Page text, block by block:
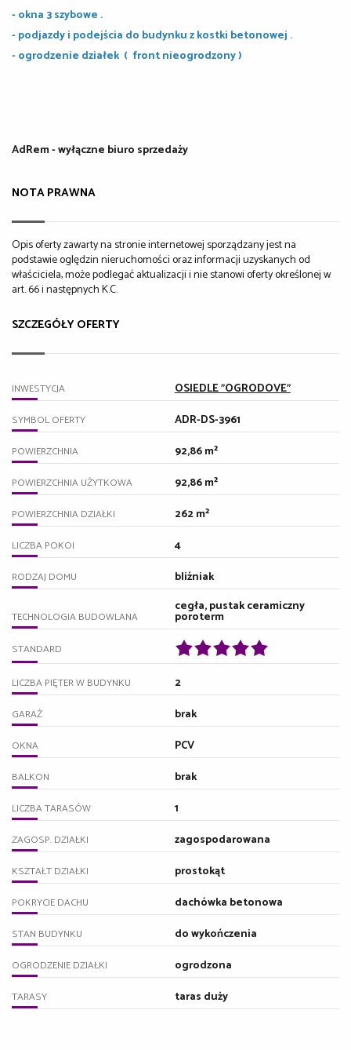
- okna 3 szybowe .
- podjazdy i podejścia do budynku z kostki betonowej .
- ogrodzenie działek ( front nieogrodzony )
AdRem - wyłączne biuro sprzedaży
NOTA PRAWNA
Opis oferty zawarty na stronie internetowej sporządzany jest na
podstawie oględzin nieruchomości oraz informacji uzyskanych od
właściciela, może podlegać aktualizacji i nie stanowi oferty określonej w
art. 66 i następnych K.C.
SZCZEGÓŁY OFERTY
INWESTYCJA OSIEDLE "OGRODOVE"
SYMBOL OFERTY ADR-DS-3961
POWIERZCHNIA 92,86 m²
POWIERZCHNIA UŻYTKOWA 92,86 m²
POWIERZCHNIA DZIAŁKI 262 m²
LICZBA POKOI 4
RODZAJ DOMU bliźniak
TECHNOLOGIA BUDOWLANA
cegła, pustak ceramiczny
poroterm
STANDARD
LICZBA PIĘTER W BUDYNKU 2
GARAŻ brak
OKNA PCV
BALKON brak
LICZBA TARASÓW 1
ZAGOSP. DZIAŁKI zagospodarowana
KSZTAŁT DZIAŁKI prostokąt
POKRYCIE DACHU dachówka betonowa
STAN BUDYNKU do wykończenia
OGRODZENIE DZIAŁKI ogrodzona
TARASY taras duży